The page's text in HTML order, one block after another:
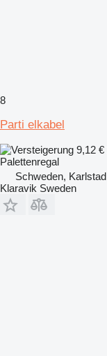
8
Parti elkabel
9,12 €
Palettenregal
Schweden, Karlstad
Klaravik Sweden